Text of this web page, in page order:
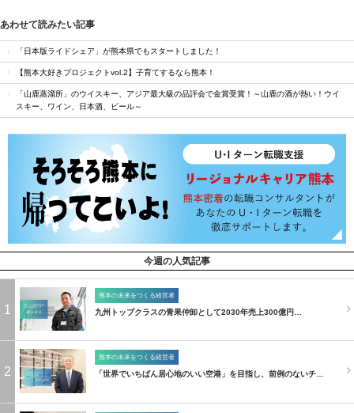
あわせて読みたい記事
「日本版ライドシェア」が熊本県でもスタートしました！
【熊本大好きプロジェクトvol.2】子育てするなら熊本！
「山鹿蒸溜所」のウイスキー、アジア最大級の品評会で金賞受賞！～山鹿の酒が熱い！ウイ
スキー、ワイン、日本酒、ビール～
今週の人気記事
1
熊本の未来をつくる経営者
九州トップクラスの青果仲卸として2030年売上300億円…
2
熊本の未来をつくる経営者
「世界でいちばん居心地のいい空港」を目指し、前例のないチ…